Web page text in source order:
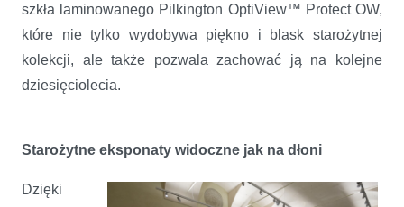
szkła laminowanego Pilkington OptiView™ Protect OW,
które nie tylko wydobywa piękno i blask starożytnej
kolekcji, ale także pozwala zachować ją na kolejne
dziesięciolecia.
Starożytne eksponaty widoczne jak na dłoni
Dzięki